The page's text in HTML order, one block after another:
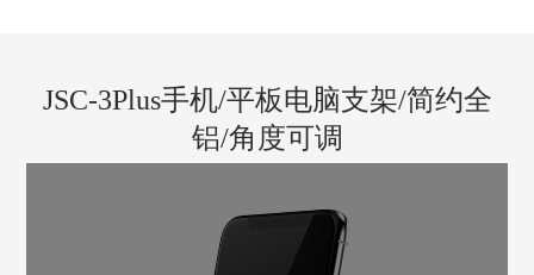
JSC-3Plus手机/平板电脑支架/简约全
铝/角度可调